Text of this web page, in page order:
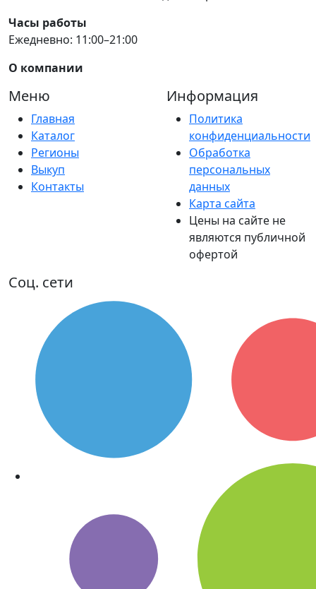
Часы работы
Ежедневно: 11:00–21:00
О компании
Меню
Главная
Каталог
Регионы
Выкуп
Контакты
Информация
Политика
конфиденциальности
Обработка
персональных
данных
Карта сайта
Цены на сайте не
являются публичной
офертой
Соц. сети